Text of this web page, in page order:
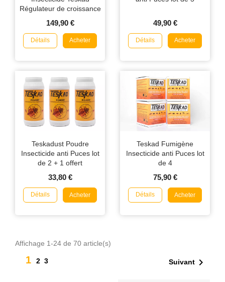
Régulateur de croissance
149,90 €
Détails Acheter
49,90 €
Détails Acheter
Teskadust Poudre
Insecticide anti Puces lot
de 2 + 1 offert
33,80 €
Détails Acheter
Teskad Fumigène
Insecticide anti Puces lot
de 4
75,90 €
Détails Acheter
Affichage 1-24 de 70 article(s)
1 2 3 Suivant 